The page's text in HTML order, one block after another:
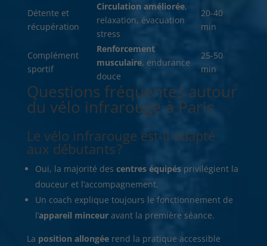
Détente et
récupération
Circulation améliorée,
relaxation, évacuation
stress
20-40
min
Complément
sportif
Renforcement
musculaire, endurance
douce
25-50
min
Questions fréquentes autour
du vélo infrarouge à Paris
Le vélo infrarouge est-il adapté
aux débutants ?
Oui, la majorité des centres équipésprivilégient la
douceur et l’accompagnement.
Un coach explique toujours le fonctionnement de
l’appareil minceuravant la première séance.
La position allongéerend la pratique accessible